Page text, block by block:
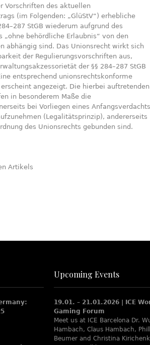
Vorschriften des aktuellen
(im Folgenden: „GlüStV“) erhebliche
StGB wiederum aufgrund des
behördliche Erlaubnis“ von den
abhängig sind. Das Unionsrecht wirkt sich
der Regulierungsvorschriften aus,
der §§ 284–287 StGB
entsprechend unionsrechtskonforme
angezeigt. Die hierbei auftretenden
in besonderem Maße die
bei Vorliegen eines Anfangsverdachts
(Legalitätsprinzip), andererseits
des Unionsrechts gebunden sind.
Artikels
Upcoming Events
19.01. – 21.01.2026 | ICE
Gaming Forum
Meet us at ICE Barcelona Dr.
Hambach, Claus Hambach,
Beumer and Christina